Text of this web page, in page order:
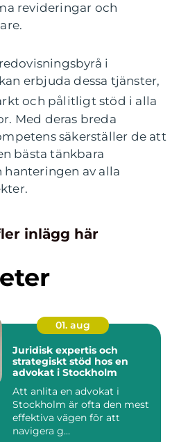
revideringar och
i
erbjuda dessa tjänster,
och pålitligt stöd i alla
Med deras breda
säkerställer de att
bästa tänkbara
av alla
inlägg här
01. aug
Juridisk expertis och
strategiskt stöd hos en
advokat i Stockholm
Att anlita en advokat i
Stockholm är ofta den mest
effektiva vägen för att
navigera g...